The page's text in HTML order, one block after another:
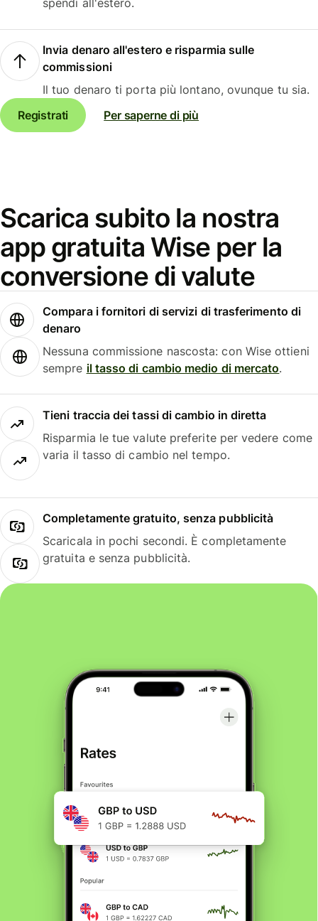
spendi all'estero.
Invia denaro all'estero e risparmia sulle
commissioni
Il tuo denaro ti porta più lontano, ovunque tu sia.
Registrati
Per saperne di più
Scarica subito la nostra
app gratuita Wise per la
conversione di valute
Compara i fornitori di servizi di trasferimento di
denaro
Nessuna commissione nascosta: con Wise ottieni
sempre il tasso di cambio medio di mercato.
Tieni traccia dei tassi di cambio in diretta
Risparmia le tue valute preferite per vedere come
varia il tasso di cambio nel tempo.
Completamente gratuito, senza pubblicità
Scaricala in pochi secondi. È completamente
gratuita e senza pubblicità.